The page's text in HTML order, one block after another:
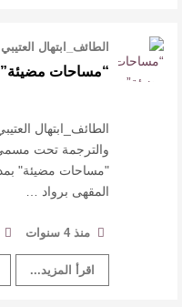
الطائف_ابتهال
تحت مسمى الشريك
“مساحات مضيئة”
الطائف_ابتهال
والترجمة تحت
"مساحات مضيئة"
المقهى برواد …
منذ 4 سنوات
اقرأ المزيد...